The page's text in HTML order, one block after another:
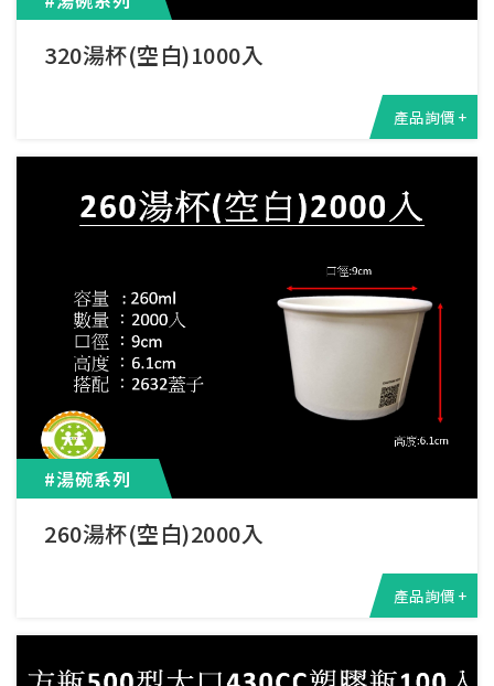
320湯杯(空白)1000入
產品詢價 +
#湯碗系列
260湯杯(空白)2000入
產品詢價 +